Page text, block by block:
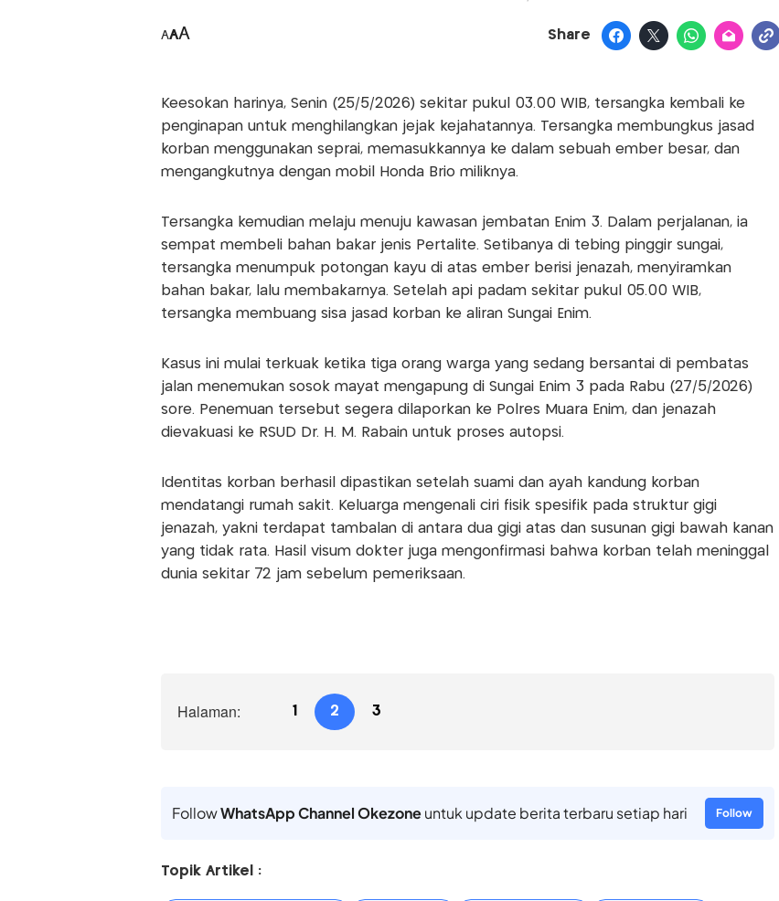
AAA Share
​Keesokan harinya, Senin (25/5/2026) sekitar pukul 03.00 WIB, tersangka kembali ke
penginapan untuk menghilangkan jejak kejahatannya. Tersangka membungkus jasad
korban menggunakan seprai, memasukkannya ke dalam sebuah ember besar, dan
mengangkutnya dengan mobil Honda Brio miliknya.
​Tersangka kemudian melaju menuju kawasan jembatan Enim 3. Dalam perjalanan, ia
sempat membeli bahan bakar jenis Pertalite. Setibanya di tebing pinggir sungai,
tersangka menumpuk potongan kayu di atas ember berisi jenazah, menyiramkan
bahan bakar, lalu membakarnya. Setelah api padam sekitar pukul 05.00 WIB,
tersangka membuang sisa jasad korban ke aliran Sungai Enim.
​​Kasus ini mulai terkuak ketika tiga orang warga yang sedang bersantai di pembatas
jalan menemukan sosok mayat mengapung di Sungai Enim 3 pada Rabu (27/5/2026)
sore. Penemuan tersebut segera dilaporkan ke Polres Muara Enim, dan jenazah
dievakuasi ke RSUD Dr. H. M. Rabain untuk proses autopsi.
​Identitas korban berhasil dipastikan setelah suami dan ayah kandung korban
mendatangi rumah sakit. Keluarga mengenali ciri fisik spesifik pada struktur gigi
jenazah, yakni terdapat tambalan di antara dua gigi atas dan susunan gigi bawah kanan
yang tidak rata. Hasil visum dokter juga mengonfirmasi bahwa korban telah meninggal
dunia sekitar 72 jam sebelum pemeriksaan.
Halaman: 1 2 3
FollowWhatsApp Channel Okezoneuntuk update berita terbaru setiap hari Follow
Topik Artikel :